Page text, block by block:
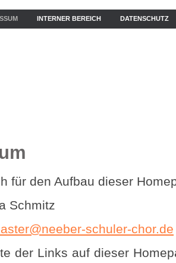
INTERNER BEREICH DATENSCHUTZ
für den Aufbau dieser
Schmitz
schuler-chor.de
der Links auf dieser